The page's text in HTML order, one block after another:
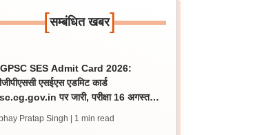
[सम्बंधित खबर]
SES Admit Card 2026:
एसईएस एडमिट कार्ड
पर जारी, परीक्षा 16 अगस्त
Pratap Singh | 1 min read